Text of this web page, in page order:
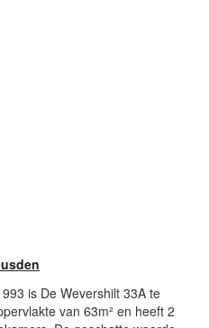
is De Wevershilt 33A te
van 63m² en heeft 2